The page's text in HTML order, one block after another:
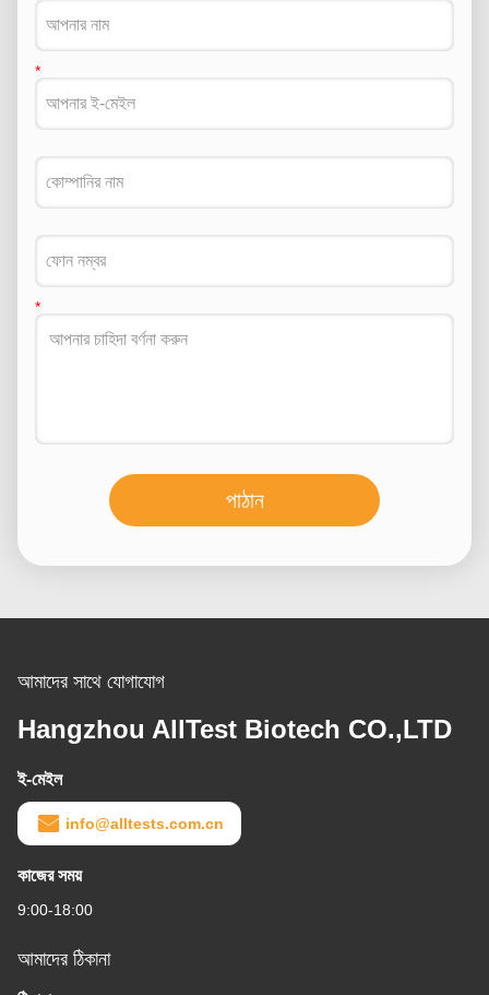
পাঠান
আমাদের সাথে যোগাযোগ
Hangzhou AllTest Biotech CO.,LTD
ই-মেইল
info@alltests.com.cn
কাজের সময়
9:00-18:00
আমাদের ঠিকানা